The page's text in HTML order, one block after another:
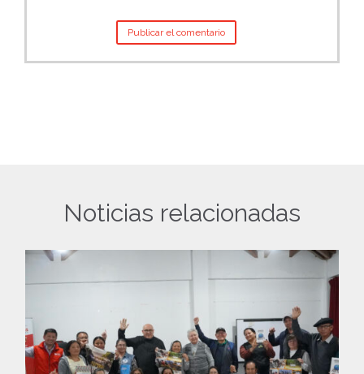
Noticias relacionadas